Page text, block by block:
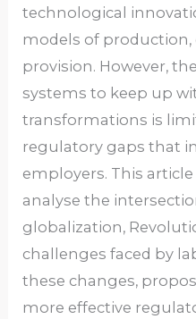
technological
models of
provision. However,
systems to keep up
transformations is
regulatory gaps that
employers. This
analyse the
globalization,
challenges faced by
these changes,
more effective